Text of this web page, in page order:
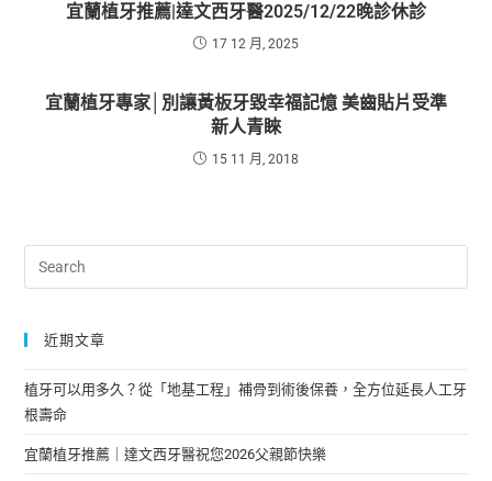
宜蘭植牙推薦|達文西牙醫2025/12/22晚診休診
17 12 月, 2025
宜蘭植牙專家│別讓黃板牙毀幸福記憶 美齒貼片受準
新人青睞
15 11 月, 2018
近期文章
植牙可以用多久？從「地基工程」補骨到術後保養，全方位延長人工牙
根壽命
宜蘭植牙推薦｜達文西牙醫祝您2026父親節快樂